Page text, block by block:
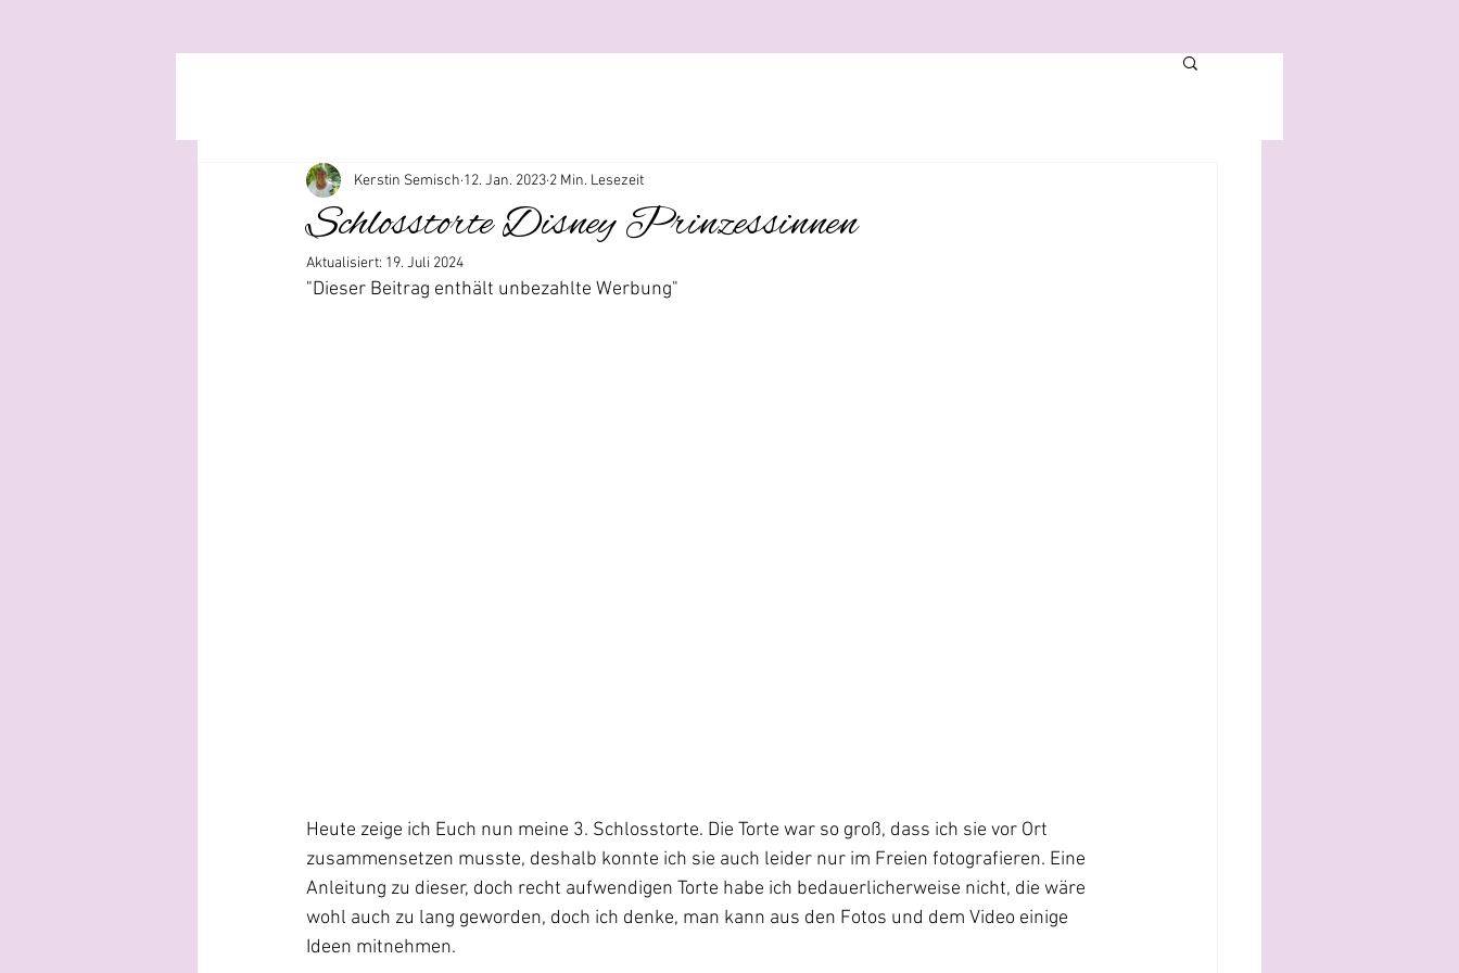
Schlosstorte Disney Prinzessinnen
Kerstin Semisch 12. Jan. 2023 2 Min. Lesezeit
Aktualisiert: 19. Juli 2024
"Dieser Beitrag enthält unbezahlte Werbung"
Heute zeige ich Euch nun meine 3. Schlosstorte. Die Torte war so groß, dass ich sie vor Ort
zusammensetzen musste, deshalb konnte ich sie auch leider nur im Freien fotografieren. Eine
Anleitung zu dieser, doch recht aufwendigen Torte habe ich bedauerlicherweise nicht, die wäre
wohl auch zu lang geworden, doch ich denke, man kann aus den Fotos und dem Video einige
Ideen mitnehmen.